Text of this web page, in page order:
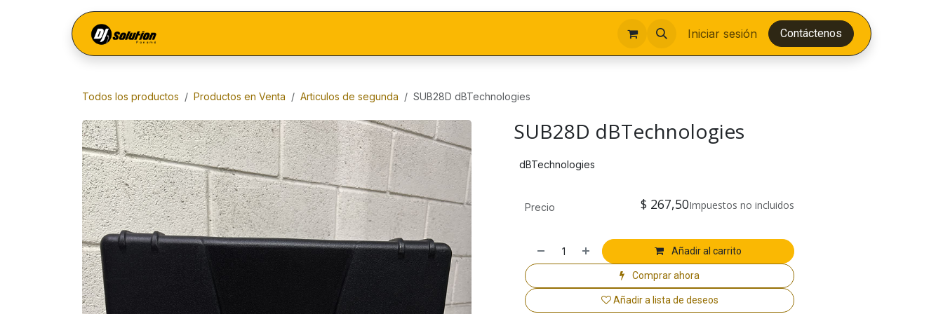
Iniciar sesión Contáctenos
Todos los productos Productos en Venta Articulos de segunda SUB28D dBTechnologies
SUB28D dBTechnologies
dBTechnologies
Añadir al carrito
Comprar ahora
Añadir a lista de deseos
Precio $ 267,50Impuestos no incluidos